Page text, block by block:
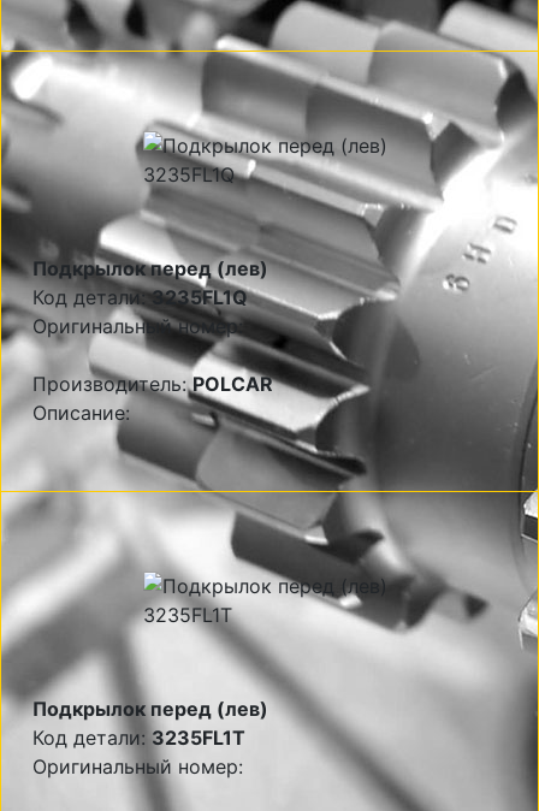
Подкрылок перед (лев)
Код детали:3235FL1Q
Оригинальный номер:
Производитель:POLCAR
Описание:
Подкрылок перед (лев)
Код детали: 3235FL1T
Оригинальный номер: